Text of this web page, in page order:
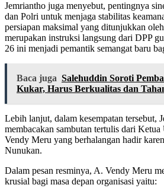
Jemriantho juga menyebut, pentingnya
dan Polri untuk menjaga stabilitas
persiapan maksimal yang ditunjukkan
merupakan instruksi langsung dari DPP
26 ini menjadi pemantik semangat baru
Baca juga Salehuddin Soroti
Kukar, Harus Berkualitas dan
Lebih lanjut, dalam kesempatan tersebut,
membacakan sambutan tertulis dari
Vendy Meru yang berhalangan hadir
Nunukan.
Dalam pesan resminya, A. Vendy Meru
krusial bagi masa depan organisasi yaitu: